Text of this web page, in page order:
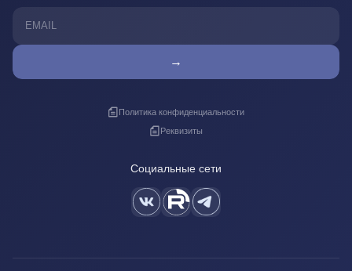
→
Политика конфиденциальности
Реквизиты
Социальные сети